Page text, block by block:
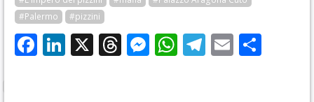
#Palermo
#pizzini
Facebook
LinkedIn
X Threads
Messenger
WhatsApp
Telegram
Email